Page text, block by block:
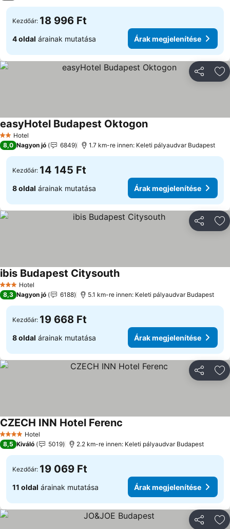
Kezdőár: 18 996 Ft
4 oldal árainak mutatása Árak megjelenítése
2 Kategória
Hotel
easyHotel Budapest Oktogon
8,0 Nagyon jó 6849 1.7 km-re innen: Keleti pályaudvar Budapest
Kezdőár: 14 145 Ft
8 oldal árainak mutatása Árak megjelenítése
3 Kategória
Hotel
ibis Budapest Citysouth
8,3 Nagyon jó 6188 5.1 km-re innen: Keleti pályaudvar Budapest
Kezdőár: 19 668 Ft
8 oldal árainak mutatása Árak megjelenítése
4 KategóriaHotel
CZECH INN Hotel Ferenc
8,5 Kiváló 5019 2.2 km-re innen: Keleti pályaudvar Budapest
Kezdőár: 19 069 Ft
11 oldal árainak mutatása Árak megjelenítése